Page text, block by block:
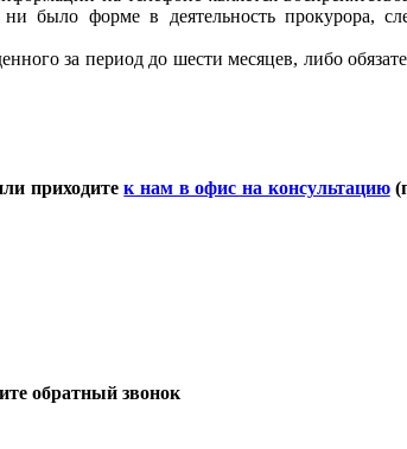
было форме в деятельность прокурора,
за период до шести месяцев, либо
приходитек нам в офис на консультацию
обратный звонок